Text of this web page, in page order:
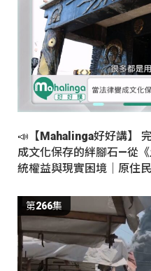
📣【Mahalinga好好講】
成文化保存的絆腳石—從
統權益與現實困境｜原住
第266集